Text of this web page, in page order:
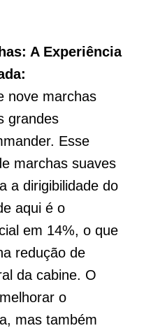
A Experiência
nove marchas
grandes
Esse
marchas suaves
a dirigibilidade do
aqui é o
em 14%, o que
redução de
da cabine. O
o
mas também